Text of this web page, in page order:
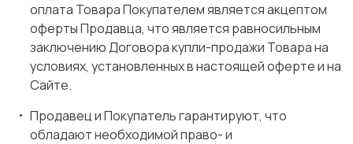
оплата Товара Покупателем является акцептом
оферты Продавца, что является равносильным
заключению Договора купли-продажи Товара на
условиях, установленных в настоящей оферте и на
Сайте.
Продавец и Покупатель гарантируют, что
обладают необходимой право- и